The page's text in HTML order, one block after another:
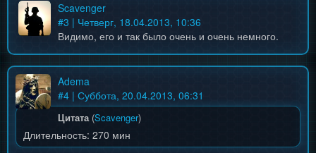
Scavenger
#3 | Четверг, 18.04.2013, 10:36
Видимо, его и так было очень и очень немного.
Adema
#4 | Суббота, 20.04.2013, 06:31
Цитата(Scavenger)
Длительность: 270 мин